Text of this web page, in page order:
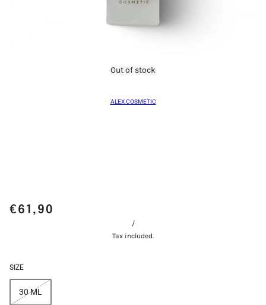
Out of stock
ALEX COSMETIC
€61,90
/
Tax included.
SIZE
30 ML